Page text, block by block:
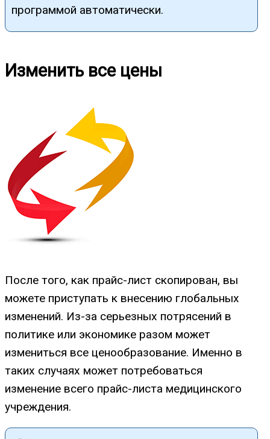
программой автоматически.
Изменить все цены
После того, как прайс-лист скопирован, вы
можете приступать к внесению глобальных
изменений. Из-за серьезных потрясений в
политике или экономике разом может
измениться все ценообразование. Именно в
таких случаях может потребоваться
изменение всего прайс-листа медицинского
учреждения.